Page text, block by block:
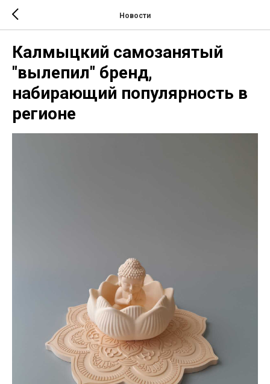
Новости
Калмыцкий самозанятый
"вылепил" бренд,
набирающий популярность в
регионе